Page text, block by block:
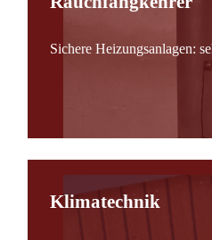
Sichere Heizungsanlagen:
Klimatechnik